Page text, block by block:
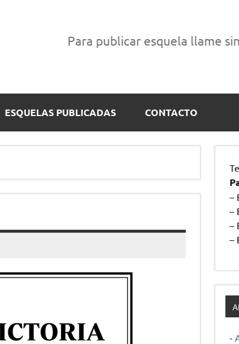
Para publicar esquela llame
ESQUELAS PUBLICADAS CONTACTO
–
–
–
–
-